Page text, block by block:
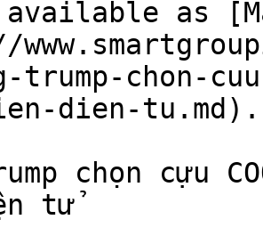
as
trump-chon-
dien-tu.md).
chọn cựu
tử